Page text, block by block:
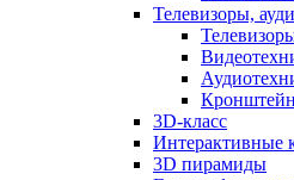
Телевизоры,
3D-класс
Интерактивные
3D пирамиды